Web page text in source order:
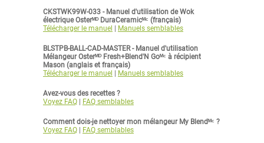
CKSTWK99W-033 - Manuel d'utilisation de Wok
électrique Osterᴹᴰ DuraCeramicᴹᶜ (français)
Télécharger le manuel
Manuels semblables
BLSTPB-BALL-CAD-MASTER - Manuel d'utilisation
Mélangeur Osterᴹᴰ Fresh+Blend'N Goᴹᶜ à récipient
Mason (anglais et français)
Télécharger le manuel
Manuels semblables
Avez-vous des recettes ?
Voyez FAQ
FAQ semblables
Comment dois-je nettoyer mon mélangeur My Blendᴹᶜ ?
Voyez FAQ
FAQ semblables